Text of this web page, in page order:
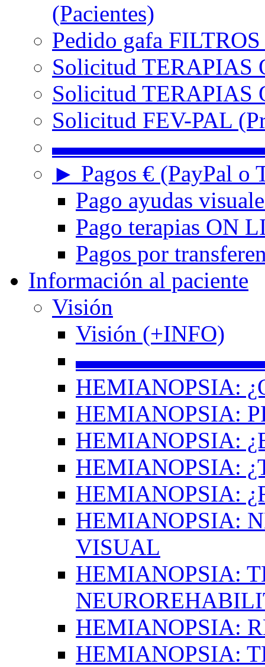
(Pacientes)
Pedido gafa
Solicitud TERAPIAS
Solicitud TERAPIAS
Solicitud FEV-PAL
► Pagos € (PayPal o
Pago ayudas
Pago terapias ON
Pagos por
Información al paciente
Visión
Visión (+INFO)
HEMIANOPSIA:
HEMIANOPSIA:
HEMIANOPSIA:
HEMIANOPSIA:
HEMIANOPSIA:
HEMIANOPSIA:
VISUAL
HEMIANOPSIA:
HEMIANOPSIA:
HEMIANOPSIA: